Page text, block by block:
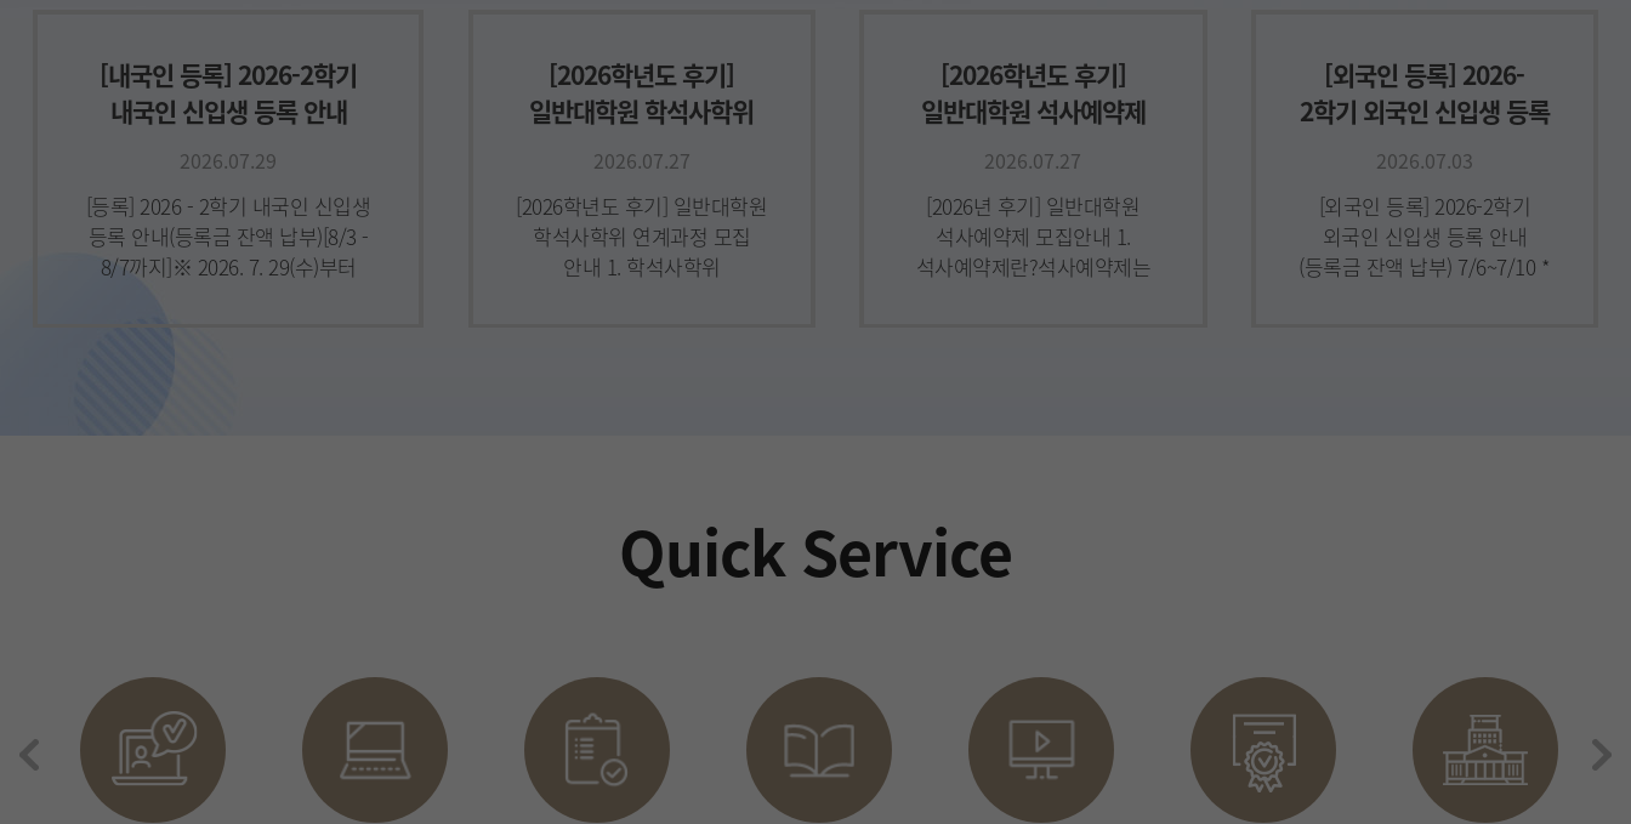
(입학예
[내국인 등록] 2026-2학기
내국인 신입생 등록 안내
(등록금 잔액 납부)[8/3~8/7
2026.07.29
[등록] 2026 - 2학기 내국인 신입생
등록 안내(등록금 잔액 납부)[8/3 -
8/7까지]※ 2026. 7. 29(수)부터
가능합니다.※ 등록금
[2026학년도 후기]
일반대학원 학석사학위
연계과정 모집 안내
2026.07.27
[2026학년도 후기] 일반대학원
학석사학위 연계과정 모집
안내 1. 학석사학위
[2026학년도 후기]
일반대학원 석사예약제
모집 안내
2026.07.27
[2026년 후기] 일반대학원
석사예약제 모집안내 1.
석사예약제란?석사예약제는
[외국인 등록] 2026-
2학기 외국인 신입생 등록
안내(등록금 잔액 납부
2026.07.03
[외국인 등록] 2026-2학기
외국인 신입생 등록 안내
(등록금 잔액 납부) 7/6~7/10 *
Quick Service